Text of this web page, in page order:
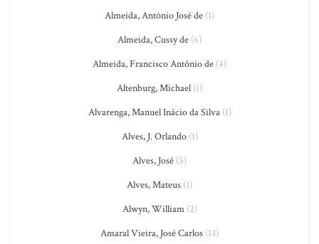
Almeida, Antônio José de (1)
Almeida, Cussy de (6)
Almeida, Francisco António de (4)
Altenburg, Michael (1)
Alvarenga, Manuel Inácio da Silva(1)
Alves, J. Orlando(1)
Alves, José (5)
Alves, Mateus (1)
Alwyn, William(2)
Amaral Vieira, José Carlos (13)